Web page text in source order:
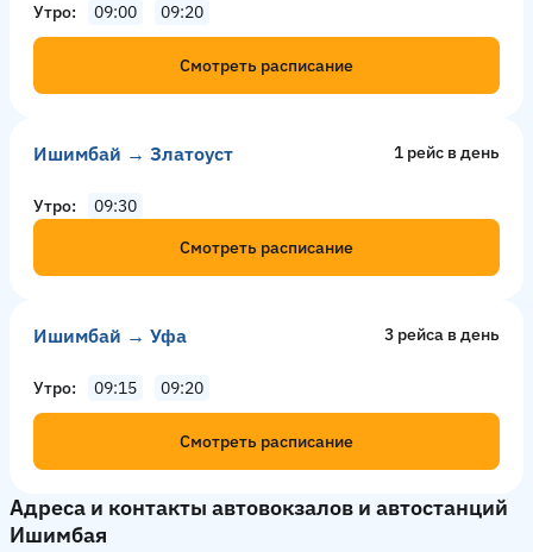
Утро 09:00 09:20
Смотреть расписание
Ишимбай → Златоуст 1 рейс в день
Утро
09:30
Смотреть расписание
Ишимбай → Уфа 3 рейсa в день
Утро 09:15 09:20
Смотреть расписание
Адреса и контакты автовокзалов и автостанций
Ишимбая